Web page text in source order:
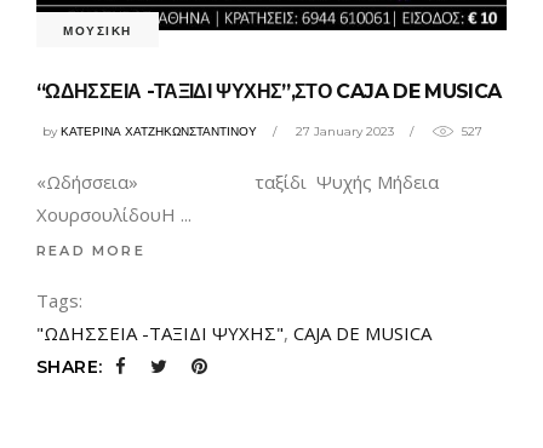
ΜΟΥΣΙΚΗ
“ΩΔΗΣΣΕΙΑ -ΤΑΞΙΔΙ ΨΥΧΗΣ”,ΣΤΟ CAJA DE MUSICA
byΚΑΤΕΡΙΝΑ ΧΑΤΖΗΚΩΝΣΤΑΝΤΙΝΟΥ 27 January 2023 527
«Ωδήσσεια» ταξίδι Ψυχής Μήδεια
ΧουρσουλίδουΗ
READ MORE
Tags:
"ΩΔΗΣΣΕΙΑ -ΤΑΞΙΔΙ ΨΥΧΗΣ", CAJA DE MUSICA
SHARE: